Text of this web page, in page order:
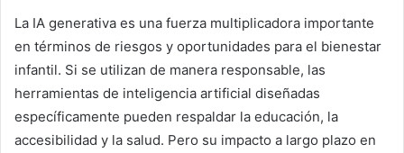
La IA generativa es una fuerza multiplicadora importante
en términos de riesgos y oportunidades para el bienestar
infantil. Si se utilizan de manera responsable, las
herramientas de inteligencia artificial diseñadas
específicamente pueden respaldar la educación, la
accesibilidad y la salud. Pero su impacto a largo plazo en